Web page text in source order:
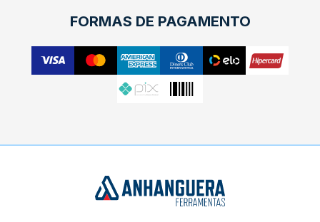
FORMAS DE PAGAMENTO